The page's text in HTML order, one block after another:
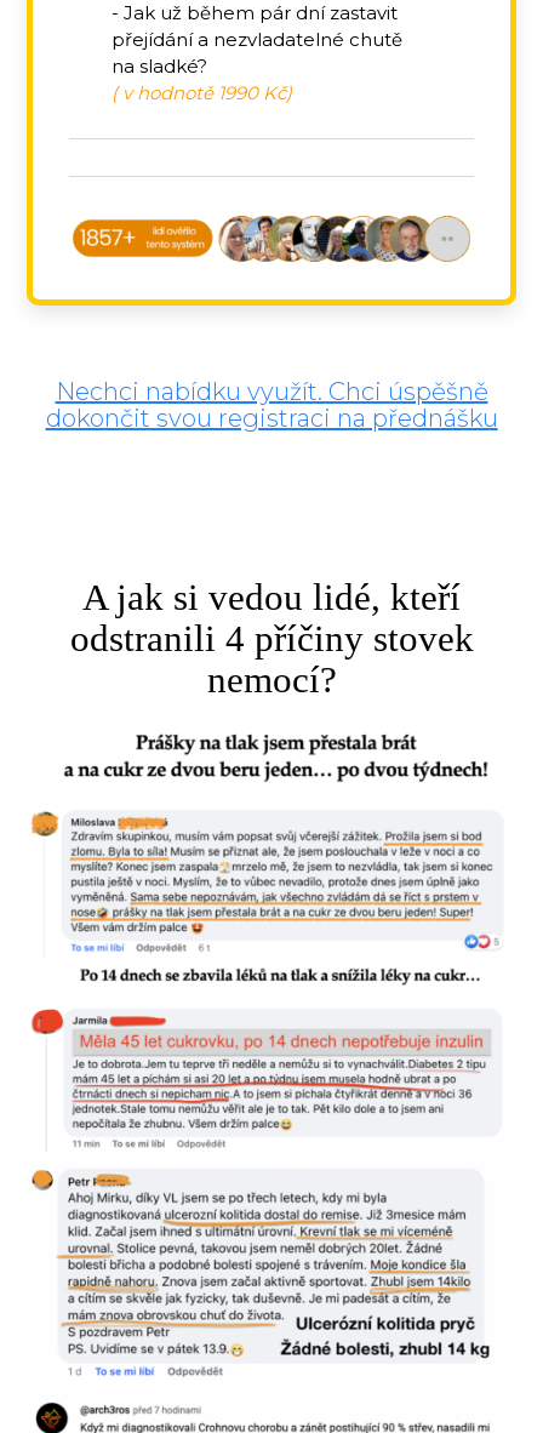
- Jak už během pár dní zastavit
přejídání a nezvladatelné chutě
na sladké?
( v hodnotě 1990 Kč)
Nechci nabídku využít. Chci úspěšně
dokončit svou registraci na přednášku
A jak si vedou lidé, kteří
odstranili 4 příčiny stovek
nemocí?